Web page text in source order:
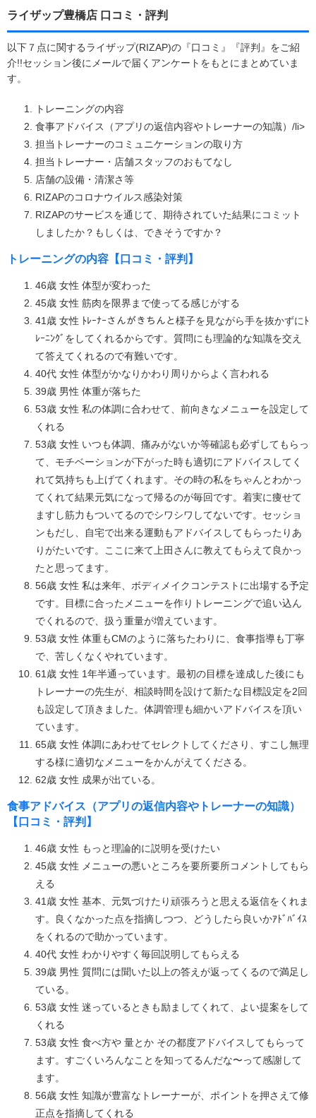
ライザップ豊橋店 口コミ・評判
以下７点に関するライザップ(RIZAP)の『口コミ』『評判』をご紹
介!!セッション後にメールで届くアンケートをもとにまとめていま
す。
トレーニングの内容
食事アドバイス（アプリの返信内容やトレーナーの知識）/li>
担当トレーナーのコミュニケーションの取り方
担当トレーナー・店舗スタッフのおもてなし
店舗の設備・清潔さ等
RIZAPのコロナウイルス感染対策
RIZAPのサービスを通じて、期待されていた結果にコミット
しましたか？もしくは、できそうですか？
トレーニングの内容【口コミ・評判】
46歳 女性 体型が変わった
45歳 女性 筋肉を限界まで使ってる感じがする
41歳 女性 ﾄﾚｰﾅｰさんがきちんと様子を見ながら手を抜かずにﾄ
ﾚｰﾆﾝｸﾞをしてくれるからです。質問にも理論的な知識を交え
て答えてくれるので有難いです。
40代 女性 体型がかなりかわり周りからよく言われる
39歳 男性 体重が落ちた
53歳 女性 私の体調に合わせて、前向きなメニューを設定して
くれる
53歳 女性 いつも体調、痛みがないか等確認も必ずしてもらっ
て、モチベーションが下がった時も適切にアドバイスしてく
れて気持ちも上げてくれます。その時の私をちゃんとわかっ
てくれて結果元気になって帰るのが毎回です。着実に痩せて
ますし筋力もついてるのでシワシワしてないです。セッショ
ンもだし、自宅で出来る運動もアドバイスしてもらったりあ
りがたいです。ここに来て上田さんに教えてもらえて良かっ
たと思ってます。
56歳 女性 私は来年、ボディメイクコンテストに出場する予定
です。目標に合ったメニューを作りトレーニングで追い込ん
でくれるので、扱う重量が増えています。
53歳 女性 体重もCMのように落ちたわりに、食事指導も丁寧
で、苦しくなくやれています。
61歳 女性 1年半通っています。最初の目標を達成した後にも
トレーナーの先生が、相談時間を設けて新たな目標設定を2回
も設定して頂きました。体調管理も細かいアドバイスを頂い
ています。
65歳 女性 体調にあわせてセレクトしてくださり、すこし無理
する様に適切なメニューをかんがえてくださる。
62歳 女性 成果が出ている。
食事アドバイス（アプリの返信内容やトレーナーの知識）
【口コミ・評判】
46歳 女性 もっと理論的に説明を受けたい
45歳 女性 メニューの悪いところを要所要所コメントしてもら
える
41歳 女性 基本、元気づけたり頑張ろうと思える返信をくれま
す。良くなかった点を指摘しつつ、どうしたら良いかｱﾄﾞﾊﾞｲｽ
をくれるので助かっています。
40代 女性 わかりやすく毎回説明してもらえる
39歳 男性 質問には聞いた以上の答えが返ってくるので満足し
ている。
53歳 女性 迷っているときも励ましてくれて、よい提案をして
くれる
53歳 女性 食べ方や 量とか その都度アドバイスしてもらって
ます。すごくいろんなことを知ってるんだな〜って感謝して
ます。
56歳 女性 知識が豊富なトレーナーが、ポイントを押さえて修
正点を指摘してくれる